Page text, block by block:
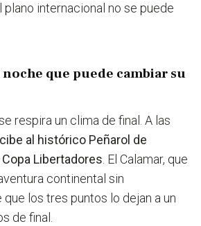
plano internacional no se puede
noche que puede cambiar su
respira un clima de final. A las
al histórico Peñarol de
Copa Libertadores . El Calamar, que
continental sin
los tres puntos lo dejan a un
de final.